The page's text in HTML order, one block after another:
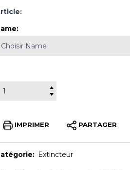
:
IMPRIMER PARTAGER
Extincteur